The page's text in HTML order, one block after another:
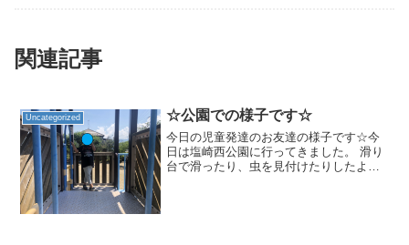
関連記事
Uncategorized ☆公園での様子です☆
今日の児童発達のお友達の様子です☆今
日は塩崎西公園に行ってきました。 滑り
台で滑ったり、虫を見付けたりしたよ！